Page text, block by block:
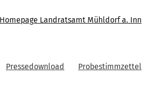
Homepage Landratsamt Mühldorf a. Inn
Pressedownload Probestimmzettel